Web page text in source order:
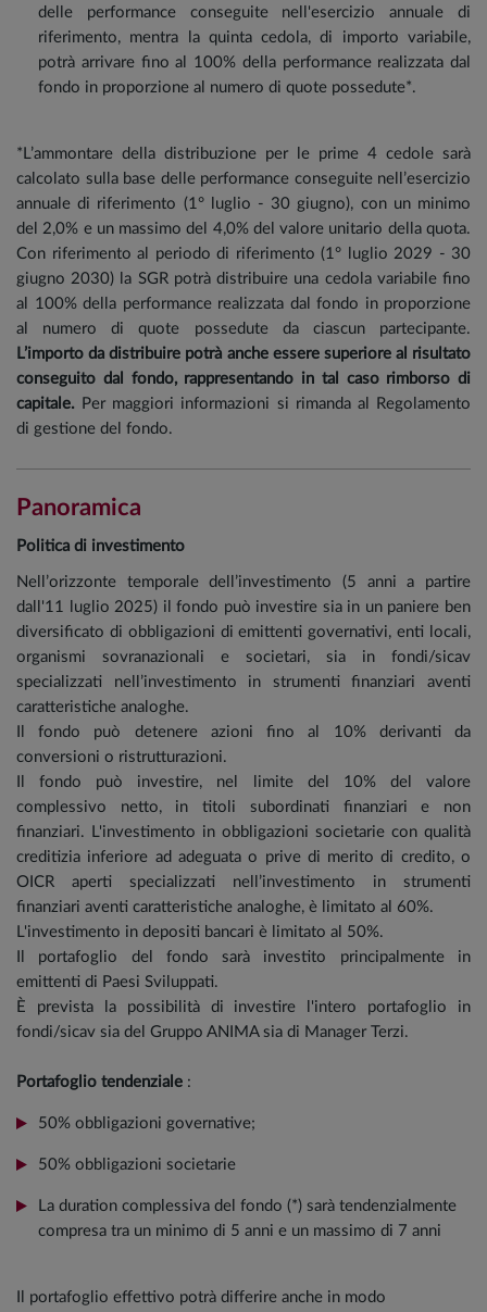
delle performance conseguite nell'esercizio annuale di
riferimento, mentra la quinta cedola, di importo variabile,
potrà arrivare fino al 100% della performance realizzata dal
fondo in proporzione al numero di quote possedute*.
*L’ammontare della distribuzione per le prime 4 cedole sarà
calcolato sulla base delle performance conseguite nell’esercizio
annuale di riferimento (1° luglio - 30 giugno), con un minimo
del 2,0% e un massimo del 4,0% del valore unitario della quota.
Con riferimento al periodo di riferimento (1° luglio 2029 - 30
giugno 2030) la SGR potrà distribuire una cedola variabile fino
al 100% della performance realizzata dal fondo in proporzione
al numero di quote possedute da ciascun partecipante.
L’importo da distribuire potrà anche essere superiore al risultato
conseguito dal fondo, rappresentando in tal caso rimborso di
capitale. Per maggiori informazioni si rimanda al Regolamento
di gestione del fondo.
Panoramica
Politica di investimento
Nell’orizzonte temporale dell’investimento (5 anni a partire
dall'11 luglio 2025) il fondo può investire sia in un paniere ben
diversificato di obbligazioni di emittenti governativi, enti locali,
organismi sovranazionali e societari, sia in fondi/sicav
specializzati nell’investimento in strumenti finanziari aventi
caratteristiche analoghe.
Il fondo può detenere azioni fino al 10% derivanti da
conversioni o ristrutturazioni.
Il fondo può investire, nel limite del 10% del valore
complessivo netto, in titoli subordinati finanziari e non
finanziari. L'investimento in obbligazioni societarie con qualità
creditizia inferiore ad adeguata o prive di merito di credito, o
OICR aperti specializzati nell’investimento in strumenti
finanziari aventi caratteristiche analoghe, è limitato al 60%.
L'investimento in depositi bancari è limitato al 50%.
Il portafoglio del fondo sarà investito principalmente in
emittenti di Paesi Sviluppati.
È prevista la possibilità di investire l'intero portafoglio in
fondi/sicav sia del Gruppo ANIMA sia di Manager Terzi.
Portafoglio tendenziale :
50% obbligazioni governative;
50% obbligazioni societarie
La duration complessiva del fondo (*) sarà tendenzialmente
compresa tra un minimo di 5 anni e un massimo di 7 anni
Il portafoglio effettivo potrà differire anche in modo